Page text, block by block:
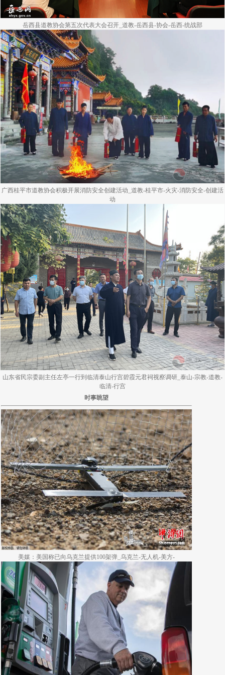
岳西县道教协会第五次代表大会召开_道教-岳西县-协会-岳西-统战部
广西桂平市道教协会积极开展消防安全创建活动_道教-桂平市-火灾-消防安全-创建活
动
山东省民宗委副主任左亭一行到临清泰山行宫碧霞元君祠视察调研_泰山-宗教-道教-
临清-行宫
时事眺望
美媒：美国称已向乌克兰提供100架弹_乌克兰-无人机-美方-